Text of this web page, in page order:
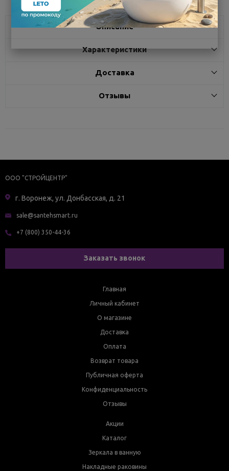
Описание
Характеристики
Доставка
Отзывы
ООО "СТРОЙЦЕНТР"
г. Воронеж, ул. Донбасская, д. 21
sale@santehsmart.ru
+7 (800) 350-44-36
Заказать звонок
Главная
Личный кабинет
О магазине
Доставка
Оплата
Возврат товара
Публичная оферта
Конфиденциальность
Отзывы
Акции
Каталог
Зеркала в ванную
Накладные раковины